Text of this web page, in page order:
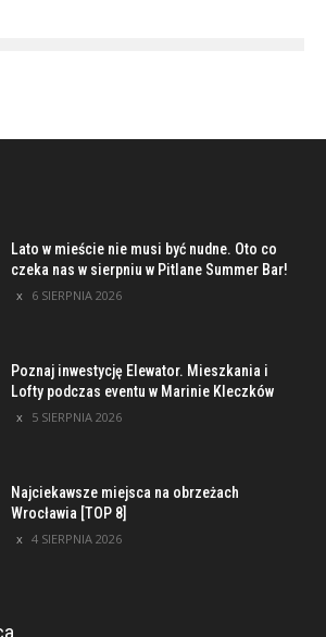
Lato w mieście nie musi być nudne. Oto co
czeka nas w sierpniu w Pitlane Summer Bar!
6 SIERPNIA 2026
Poznaj inwestycję Elewator. Mieszkania i
Lofty podczas eventu w Marinie Kleczków
5 SIERPNIA 2026
Najciekawsze miejsca na obrzeżach
Wrocławia [TOP 8]
4 SIERPNIA 2026